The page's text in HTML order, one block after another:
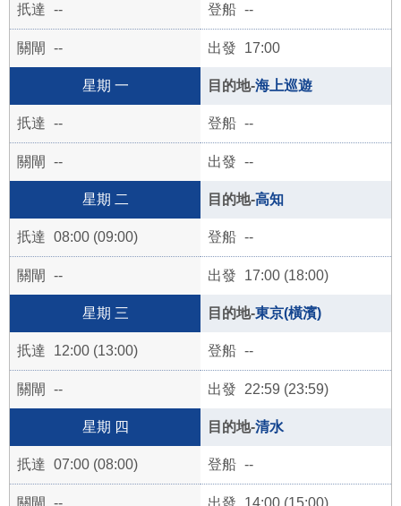
-- --
-- 17:00
一 海上巡遊
-- --
-- --
二 高知
08:00 (09:00) --
-- 17:00 (18:00)
三 東京(橫濱)
12:00 (13:00) --
-- 22:59 (23:59)
四 清水
07:00 (08:00) --
-- 14:00 (15:00)